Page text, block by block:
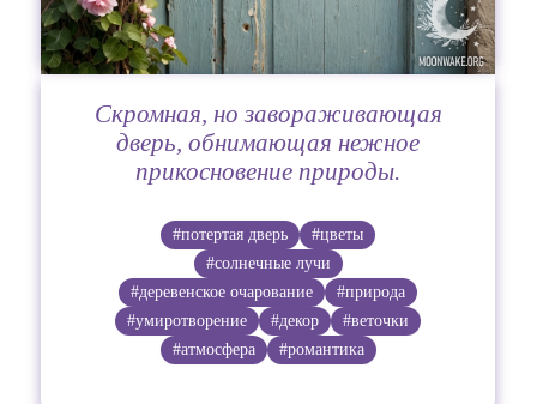
Скромная, но завораживающая
дверь, обнимающая нежное
прикосновение природы.
#потертая дверь
#цветы
#солнечные лучи
#деревенское очарование
#природа
#умиротворение
#декор
#веточки
#атмосфера
#романтика